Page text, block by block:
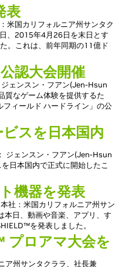
表
米国カリフォルニア州サンタク
、2015年4月26日を末日とす
。これは、前年同期の11億ド
認大会開催
ェンスン・フアン(Jen-Hsun
質なゲーム体験を提供するた
ィールド ハードライン」の公
スを日本国内
ジェンスン・フアン(Jen-Hsun
日本国内で正式に開始したこ
機器を発表
社：米国カリフォルニア州サン
日、動画や音楽、アプリ、す
を発表しました。
ロアマ大会を
ア州サンタクララ、社長兼